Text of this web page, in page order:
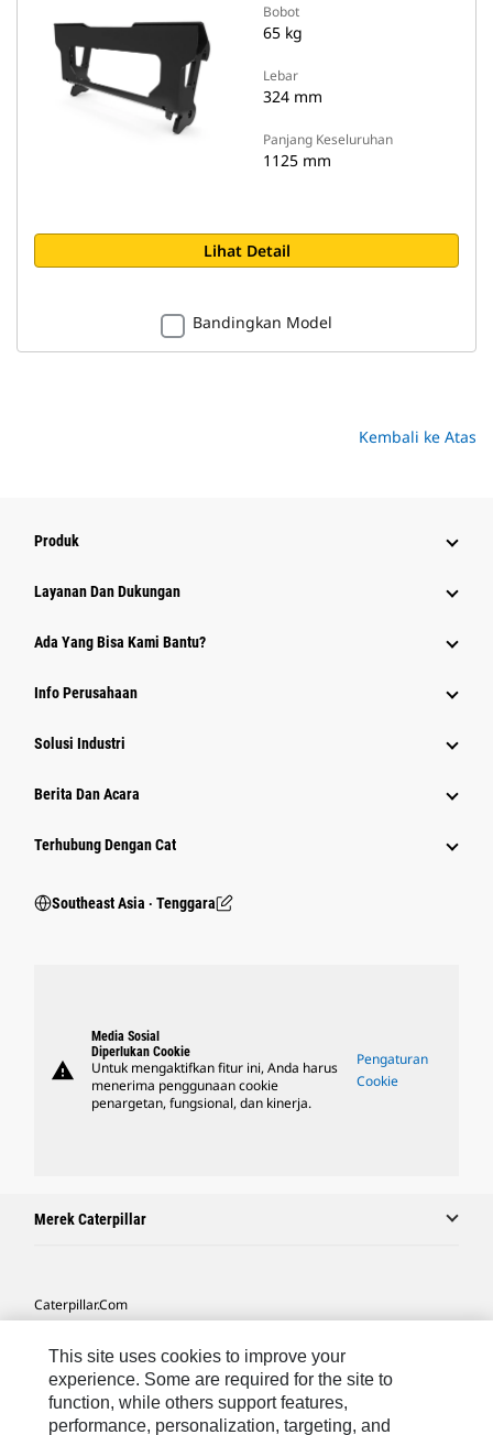
Bobot
65 kg
Lebar
324 mm
Panjang Keseluruhan
1125 mm
Lihat Detail
Bandingkan Model
Kembali ke Atas
Produk
Layanan Dan Dukungan
Ada Yang Bisa Kami Bantu?
Info Perusahaan
Solusi Industri
Berita Dan Acara
Terhubung Dengan Cat
Southeast Asia ‧ Tenggara
warning
Media Sosial
Diperlukan Cookie
Untuk mengaktifkan fitur ini, Anda harus
menerima penggunaan cookie
penargetan, fungsional, dan kinerja.
Pengaturan
Cookie
Merek Caterpillar
Caterpillar.com
Preferensi Pemasaran Saya
Peta Situs
This site uses cookies to improve your
experience. Some are required for the site to
function, while others support features,
performance, personalization, targeting, and